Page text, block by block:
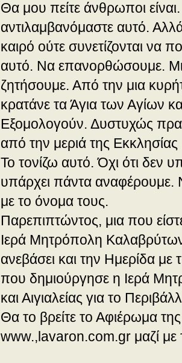
Θα μου πείτε άνθρωποι
αντιλαμβανόμαστε αυτό.
καιρό ούτε συνετίζονται να
αυτό. Να επανορθώσουμε.
ζητήσουμε. Από την μια
κρατάνε τα Άγια των Αγίων
Εξομολογούν. Δυστυχώς
από την μεριά της
Το τονίζω αυτό. Όχι ότι δεν
υπάρχει πάντα αναφέρουμε.
με το όνομα τους.
Παρεπιπτώντος, μια που
Ιερά Μητρόπολη Καλαβρύτων
ανεβάσει και την Ημερίδα με
που δημιούργησε η Ιερά
και Αιγιαλείας για το
Θα το βρείτε το Αφιέρωμα
www.,lavaron.com.gr μαζί με